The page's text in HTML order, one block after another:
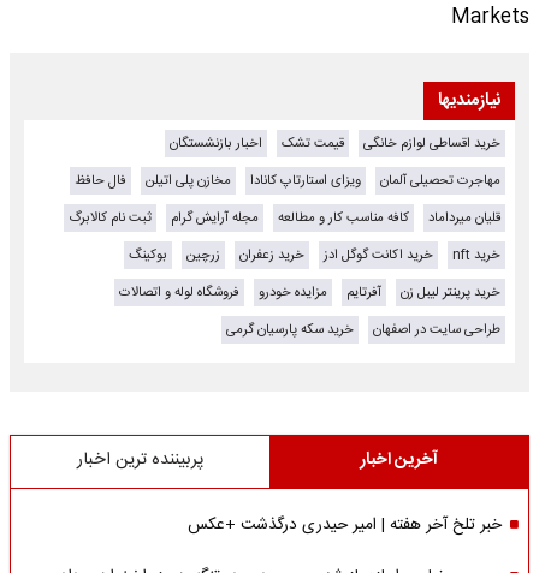
Markets
نیازمندیها
خرید اقساطی لوازم خانگی قیمت تشک
اخبار بازنشستگان
مهاجرت تحصیلی آلمان
ویزای استارتاپ کانادا مخازن پلی اتیلن
فال حافظ
قلیان میرداماد
کافه مناسب کار و مطالعه مجله آرایش گرام
ثبت نام کالابرگ
خرید nft
خرید اکانت گوگل ادز خرید زعفران زرچین
بوکینگ
خرید پرینتر لیبل زن
آفرتایم مزایده خودرو
فروشگاه لوله و اتصالات
طراحی سایت در اصفهان
خرید سکه پارسیان گرمی
آخرین اخبار پربیننده ترین اخبار
خبر تلخ آخر هفته | امیر حیدری درگذشت +عکس